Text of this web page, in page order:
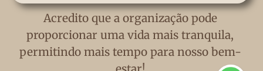
Acredito que a organização pode
proporcionar uma vida mais tranquila,
permitindo mais tempo para nosso bem-